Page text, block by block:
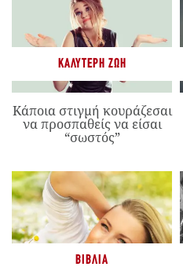
ΚΑΛΎΤΕΡΗ ΖΩΉ
Κάποια στιγμή κουράζεσαι
να προσπαθείς να είσαι
“σωστός”
ΒΙΒΛΊΑ